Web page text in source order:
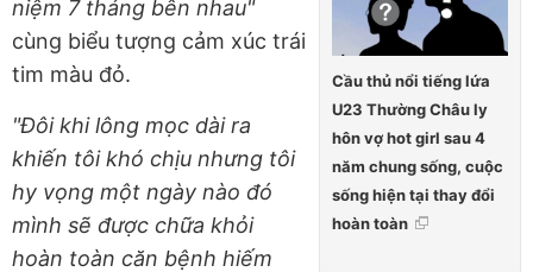
Cầu thủ nổi tiếng lứa
U23 Thường Châu ly
hôn vợ hot girl sau 4
năm chung sống, cuộc
sống hiện tại thay đổi
hoàn toàn
niệm 7 tháng bên nhau"
cùng biểu tượng cảm xúc trái
tim màu đỏ.
"Đôi khi lông mọc dài ra
khiến tôi khó chịu nhưng tôi
hy vọng một ngày nào đó
mình sẽ được chữa khỏi
hoàn toàn căn bệnh hiếm